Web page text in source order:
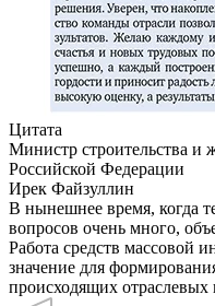
Цитата
Министр строительства и
Российской Федерации
Ирек Файзуллин
В нынешнее время, когда
вопросов очень много,
Работа средств массовой
значение для
происходящих